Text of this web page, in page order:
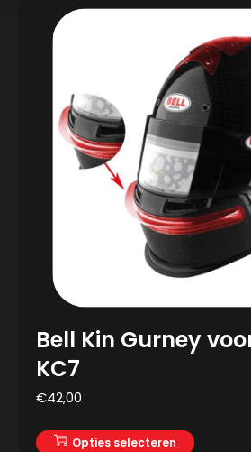
Bell Kin Gurney
KC7
€42,00
Opties selecteren